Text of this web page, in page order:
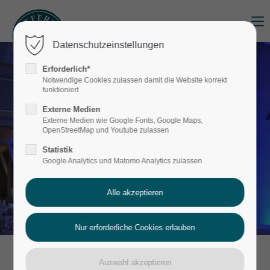
Login
Benutzername
Passwort
Register|Lost your password?
Support
Datenschutzeinstellungen
Erforderlich*
Notwendige Cookies zulassen damit die Website korrekt
funktioniert
Externe Medien
Externe Medien wie Google Fonts, Google Maps,
OpenStreetMap und Youtube zulassen
Statistik
Google Analytics und Matomo Analytics zulassen